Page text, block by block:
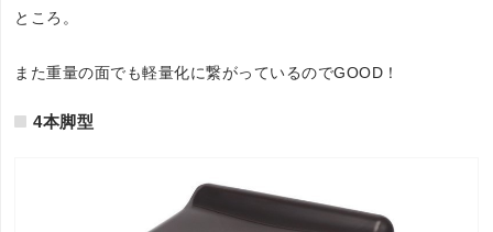
ところ。
また重量の面でも軽量化に繋がっているのでGOOD！
4本脚型